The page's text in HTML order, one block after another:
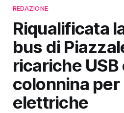
REDAZIONE
Riqualificata
bus di
ricariche USB
colonnina per
elettriche